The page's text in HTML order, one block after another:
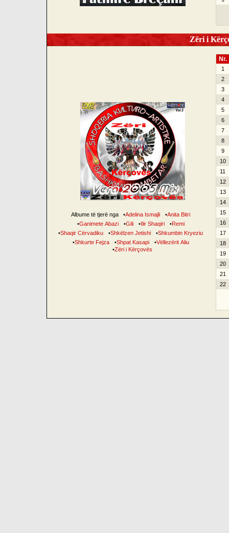
Zëri i
Albume të tjerë nga •Adelina Ismajli •Anita Bitri
•Ganimete Abazi •Gili •Ilir Shaqiri •Remi
•Shaqir Cërvadiku •Shkëlzen Jetishi •Shkumbin Kryeziu
•Shkurte Fejza •Shpat Kasapi •Vëllezërit Aliu
•Zëri i Kërçovës
Nr.
1
2
3
4
5
6
7
8
9
10
11
12
13
14
15
16
17
18
19
20
21
22